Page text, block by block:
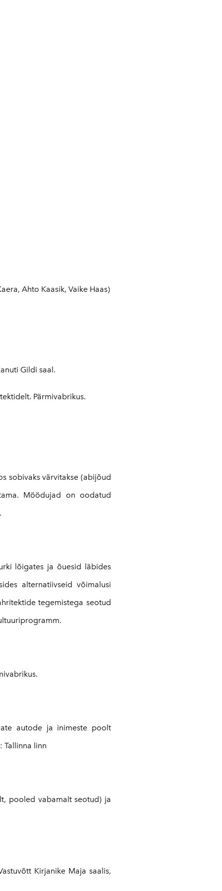
Ahto Kaasik, Vaike Haas)
Gildi saal.
Pärmivabrikus.
sobivaks värvitakse (abijõud
Möödujad on oodatud
lõigates ja õuesid läbides
alternatiivseid võimalusi
tegemistega seotud
autode ja inimeste poolt
Tallinna linn
pooled vabamalt seotud) ja
Kirjanike Maja saalis,